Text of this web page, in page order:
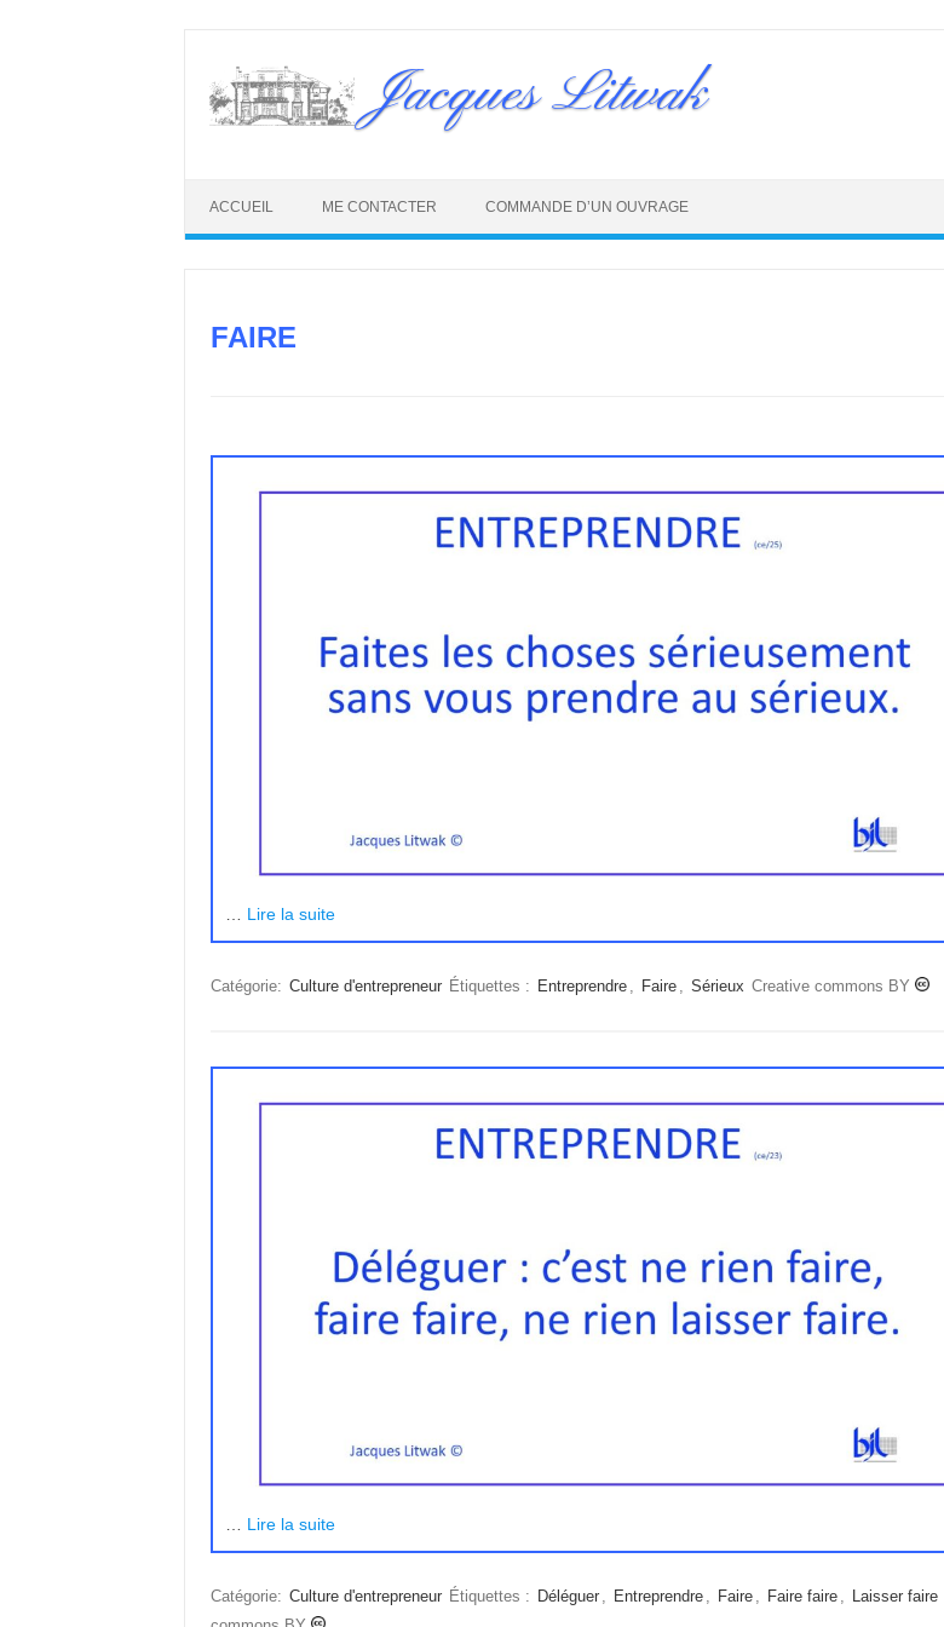
content
Jacques Litwak
ACCUEIL ME CONTACTER COMMANDE D’UN OUVRAGE
FAIRE
Lire la suite
Catégorie: Culture d'entrepreneur Étiquettes : Entreprendre Faire Sérieux Creative commons BY
Lire la suite
Catégorie: Culture d'entrepreneur Étiquettes : Déléguer , Entreprendre , Faire , Faire faire , Laisser faire